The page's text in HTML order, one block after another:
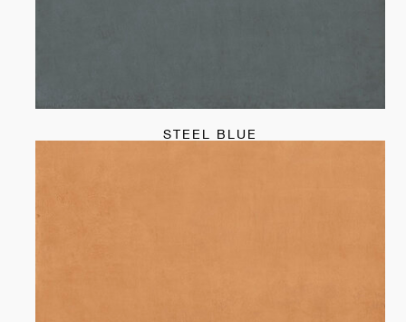
STEEL BLUE